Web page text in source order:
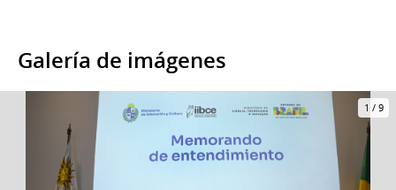
Galería de imágenes
1 / 9